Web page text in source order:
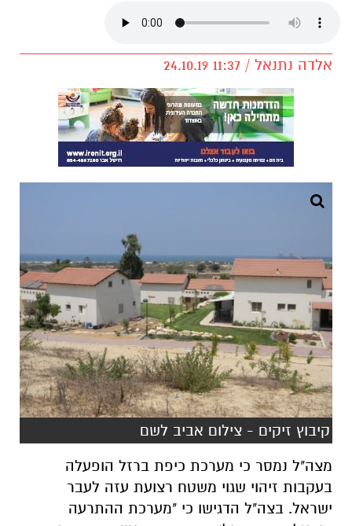
אלדה נתנאל / 11:37 24.10.19
קיבוץ זיקים - צילום אביב לשם
מצה"ל נמסר כי מערכת כיפת ברזל הופעלה
בעקבות זיהוי שגוי משטח רצועת עזה לעבר
ישראל. בצה"ל הדגישו כי "מערכת ההתרעה